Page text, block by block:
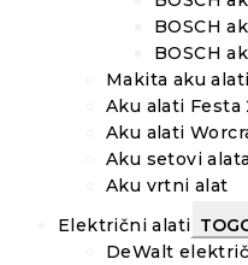
BOSCH
BOSCH
Makita aku alati
Aku alati Festa
Aku alati
Aku setovi alata
Aku vrtni alat
Električni alati
DeWalt